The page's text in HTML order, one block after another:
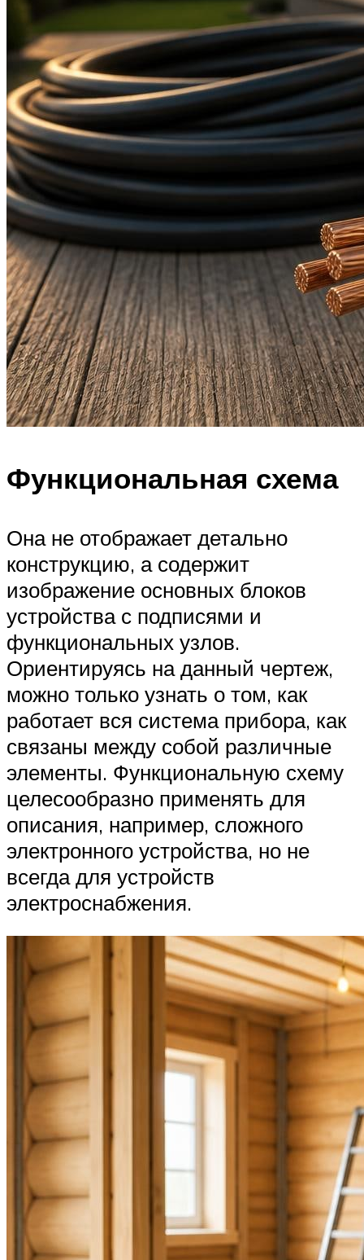
Функциональная схема
Она не отображает детально
конструкцию, а содержит
изображение основных блоков
устройства с подписями и
функциональных узлов.
Ориентируясь на данный чертеж,
можно только узнать о том, как
работает вся система прибора, как
связаны между собой различные
элементы. Функциональную схему
целесообразно применять для
описания, например, сложного
электронного устройства, но не
всегда для устройств
электроснабжения.